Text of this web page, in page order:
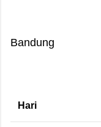
Bandung
Hari